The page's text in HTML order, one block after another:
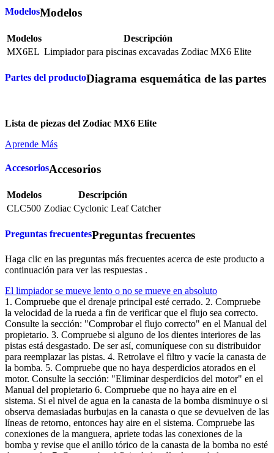
ModelosModelos
Modelos
Descripción
MX6EL Limpiador para piscinas excavadas Zodiac MX6 Elite
Partes del productoDiagrama esquemática de las partes
Lista de piezas del Zodiac MX6 Elite
Aprende Más
AccesoriosAccesorios
Modelos
Descripción
CLC500 Zodiac Cyclonic Leaf Catcher
Preguntas frecuentesPreguntas frecuentes
Haga clic en las preguntas más frecuentes acerca de este producto a
continuación para ver las respuestas .
El limpiador se mueve lento o no se mueve en absoluto
1. Compruebe que el drenaje principal esté cerrado. 2. Compruebe
la velocidad de la rueda a fin de verificar que el flujo sea correcto.
Consulte la sección: "Comprobar el flujo correcto" en el Manual del
propietario. 3. Compruebe si alguno de los dientes interiores de las
pistas está desgastado. De ser así, comuníquese con su distribuidor
para reemplazar las pistas. 4. Retrolave el filtro y vacíe la canasta de
la bomba. 5. Compruebe que no haya desperdicios atorados en el
motor. Consulte la sección: "Eliminar desperdicios del motor" en el
Manual del propietario 6. Compruebe que no haya aire en el
sistema. Si el nivel de agua en la canasta de la bomba disminuye o si
observa demasiadas burbujas en la canasta o que se devuelven de las
líneas de retorno, entonces hay aire en el sistema. Compruebe las
conexiones de la manguera, apriete todas las conexiones de la
bomba y revise que el anillo tórico de la canasta de la bomba no esté